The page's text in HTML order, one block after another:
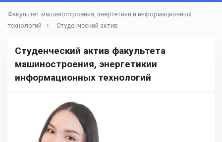
Факультет машиностроения, энергетики и информационных
технологий
Студенческий актив
Студенческий актив факультета
машиностроения, энергетикии
информационных технологий